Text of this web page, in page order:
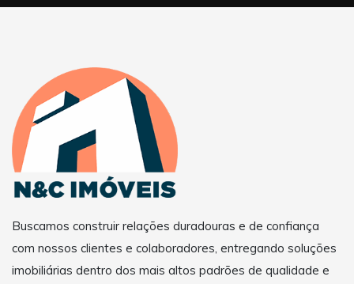
Buscamos construir relações duradouras e de confiança
com nossos clientes e colaboradores, entregando soluções
imobiliárias dentro dos mais altos padrões de qualidade e